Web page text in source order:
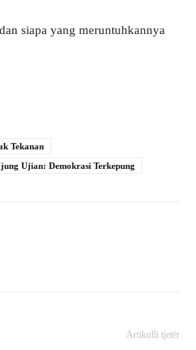
siapa yang meruntuhkannya
Tekanan
Ujian: Demokrasi Terkepung
Artikulli tjetër